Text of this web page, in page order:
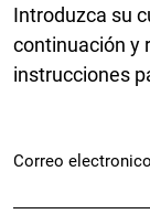
Introduzca su
continuación y
instrucciones
Correo